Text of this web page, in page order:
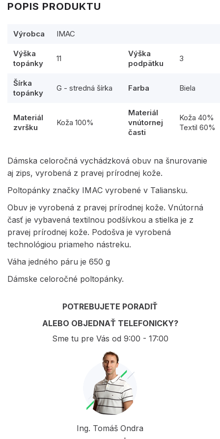
POPIS PRODUKTU
Výrobca IMAC
Výška
topánky
11
Výška
podpätku
3
Šírka
topánky
G - stredná šírka Farba Biela
Materiál
zvršku
Koža 100%
Materiál
vnútornej
časti
Koža 40%
Textil 60%
Dámska celoročná vychádzková obuv na šnurovanie
aj zips, vyrobená z pravej prírodnej kože.
Poltopánky značky IMAC vyrobené v Taliansku.
Obuv je vyrobená z pravej prírodnej kože. Vnútorná
časť je vybavená textilnou podšívkou a stielka je z
pravej prírodnej kože. Podošva je vyrobená
technológiou priameho nástreku.
Váha jedného páru je 650 g
Dámske celoročné poltopánky.
POTREBUJETE PORADIŤ
ALEBO OBJEDNAŤ TELEFONICKY?
Sme tu pre Vás od 9:00 - 17:00
Ing. Tomáš Ondra